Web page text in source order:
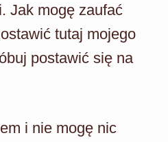
Jak mogę zaufać
tutaj mojego
postawić się na
i nie mogę nic